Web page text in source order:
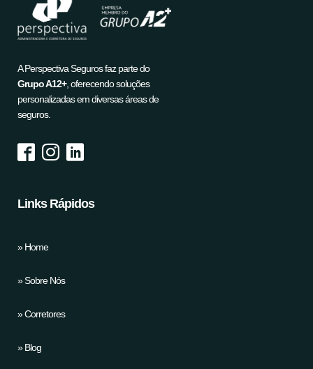
A Perspectiva Seguros faz parte do
Grupo A12+, oferecendo soluções
personalizadas em diversas áreas de
seguros.
Links Rápidos
» Home
» Sobre Nós
» Corretores
» Blog